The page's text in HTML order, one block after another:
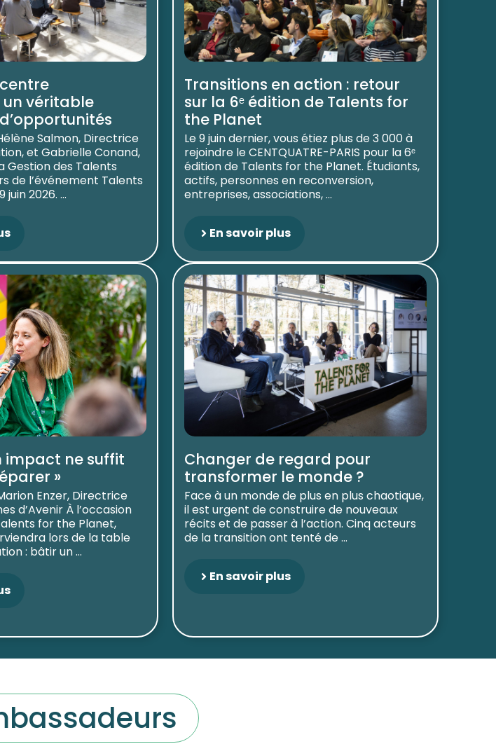
véritable
Salmon, Directrice
et Gabrielle Conand,
Gestion des Talents
de l’événement Talents
2026. ...
Transitions en action : retour
sur la 6ᵉ édition de Talents for
the Planet
Le 9 juin dernier, vous étiez plus de 3 000 à
rejoindre le CENTQUATRE-PARIS pour la 6ᵉ
édition de Talents for the Planet. Étudiants,
actifs, personnes en reconversion,
entreprises, associations, ...
En savoir plus
impact ne suffit
»
Enzer, Directrice
d’Avenir À l’occasion
for the Planet,
lors de la table
: bâtir un ...
Changer de regard pour
transformer le monde ?
Face à un monde de plus en plus chaotique,
il est urgent de construire de nouveaux
récits et de passer à l’action. Cinq acteurs
de la transition ont tenté de ...
En savoir plus